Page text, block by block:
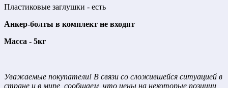
Пластиковые заглушки - есть
Анкер-болты в комплект не входят
Масса - 5кг
Уважаемые покупатели! В связи со сложившейся ситуацией в
стране и в мире, сообщаем, что цены на некоторые позиции